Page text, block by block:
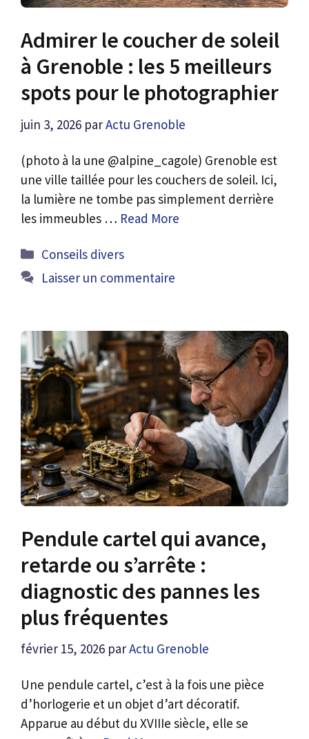
Admirer le coucher de soleil
à Grenoble : les 5 meilleurs
spots pour le photographier
juin 3, 2026 parActu Grenoble
(photo à la une @alpine_cagole) Grenoble est
une ville taillée pour les couchers de soleil. Ici,
la lumière ne tombe pas simplement derrière
les immeubles … Read More
Catégories
Conseils divers
Laisser un commentaire
Pendule cartel qui avance,
retarde ou s’arrête :
diagnostic des pannes les
plus fréquentes
février 15, 2026 parActu Grenoble
Une pendule cartel, c’est à la fois une pièce
d’horlogerie et un objet d’art décoratif.
Apparue au début du XVIIIe siècle, elle se